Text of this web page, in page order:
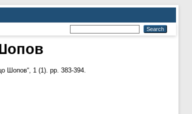
Шопов“, 1 (1). pp. 383-394.